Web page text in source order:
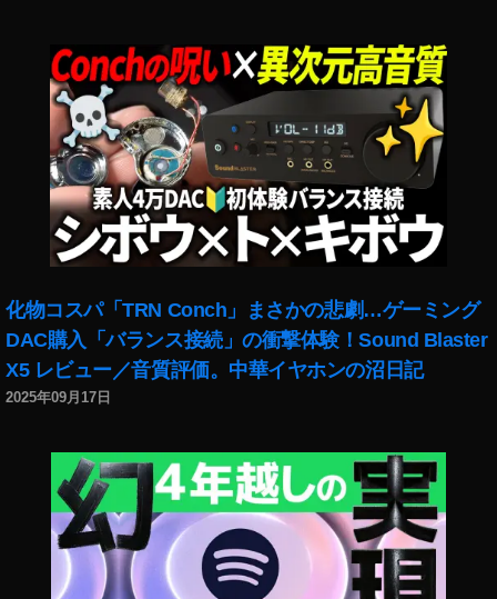
化物コスパ「TRN Conch」まさかの悲劇…ゲーミング
DAC購入「バランス接続」の衝撃体験！Sound Blaster
X5 レビュー／音質評価。中華イヤホンの沼日記
2025年09月17日